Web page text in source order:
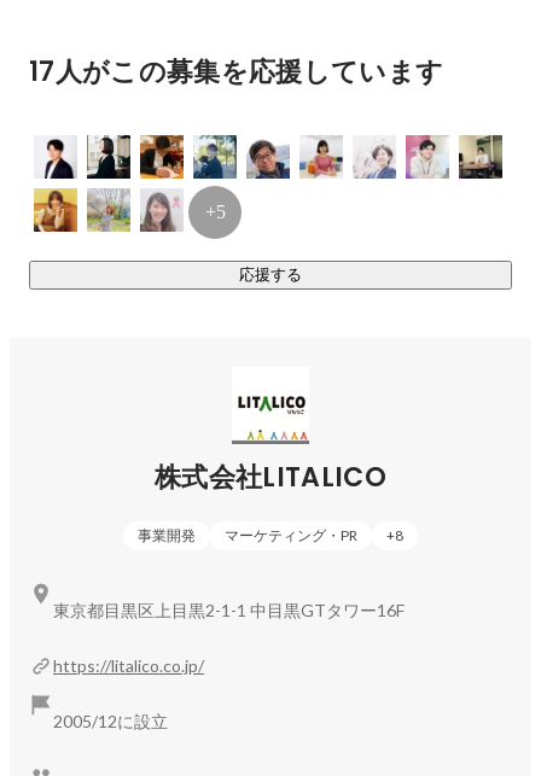
大手までの採用支援に従事し、
採用説明会・面接の企画設計から実施までを担当。
用支援を経験。
学生時代には、発展途上国支援のNPOでのインターン
シップに携わったことをきっかけに、
多くの発展途上国に足を運び、社会課題、ソーシャルビ
ジネスに関心を持つ。
ジションを任せてもらえる環境があり、課題が常に存在する
領域だからこそ事業成長の先にある価値を明確に感じられ
プも実現できる」と語ってくれました。
・自分の仕事の価値を信じられるだろうか？
・もっと自分の成長角度をあげる環境はないだろうか？
17人がこの募集を応援しています
応援する
+5
株式会社LITALICO
事業開発 マーケティング・PR +8
https://litalico.co.jp/
2005/12に設立
東京都目黒区上目黒2-1-1 中目黒GTタワー16F